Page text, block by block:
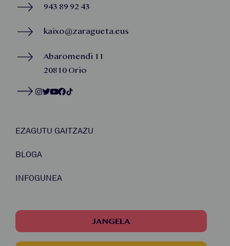
943 89 92 43
kaixo@zaragueta.eus
Abaromendi 11
20810 Orio
EZAGUTU GAITZAZU
BLOGA
INFOGUNEA
JANGELA